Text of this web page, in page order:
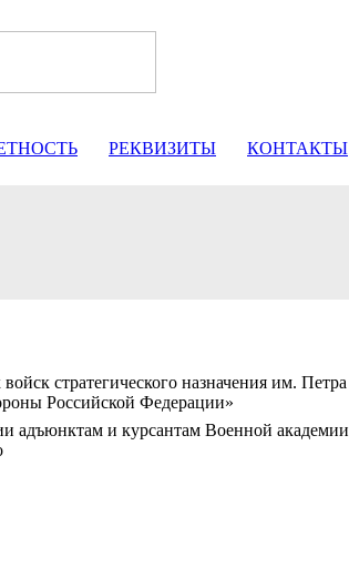
РЕКВИЗИТЫ КОНТАКТЫ
стратегического назначения им. Петра
Российской Федерации»
адъюнктам и курсантам Военной академии